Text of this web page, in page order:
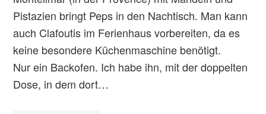
Pistazien bringt Peps in den Nachtisch. Man kann
auch Clafoutis im Ferienhaus vorbereiten, da es
keine besondere Küchenmaschine benötigt.
Nur ein Backofen. Ich habe ihn, mit der doppelten
Dose, in dem dort…